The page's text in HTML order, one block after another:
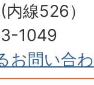
線526）
1049
お問い合